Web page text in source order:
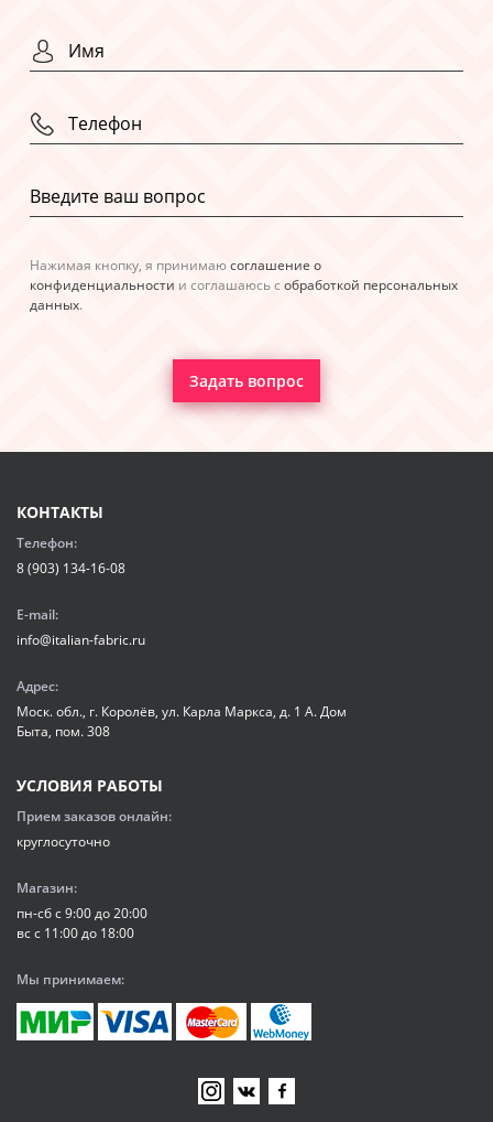
Нажимая кнопку, я принимаюсоглашение о
конфиденциальности и соглашаюсь с обработкой персональных
данных.
Задать вопрос
КОНТАКТЫ
Телефон:
8 (903) 134-16-08
E-mail:
info@italian-fabric.ru
Адрес:
Моск. обл., г. Королёв, ул. Карла Маркса, д. 1 А. Дом
Быта, пом. 308
УСЛОВИЯ РАБОТЫ
Прием заказов онлайн:
круглосуточно
Магазин:
пн-сб с 9:00 до 20:00
вс с 11:00 до 18:00
Мы принимаем: